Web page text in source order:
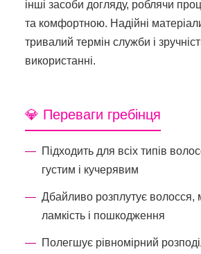
інші засоби догляду, роблячи
та комфортною. Надійні
тривалий термін служби і
використанні.
💎 Переваги гребінця
Підходить для всіх типів
густим і кучерявим
Дбайливо розплутує волосся,
ламкість і пошкодження
Полегшує рівномірний